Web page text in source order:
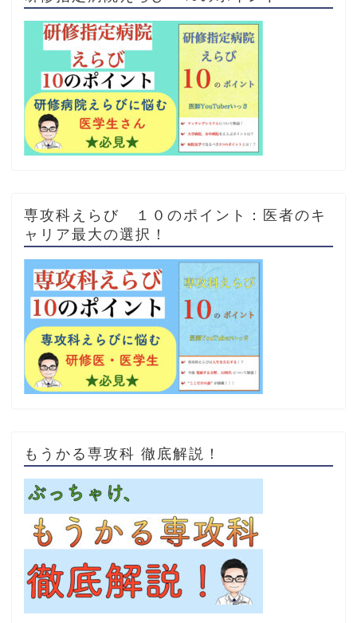
専攻科えらび １０のポイント：医者のキ
ャリア最大の選択！
もうかる専攻科 徹底解説！